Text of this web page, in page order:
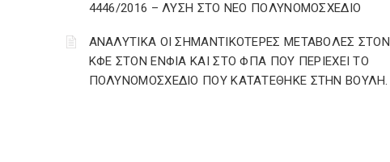
4446/2016 – ΛΥΣΗ ΣΤΟ ΝΕΟ ΠΟΛΥΝΟΜΟΣΧΕΔΙΟ
ΑΝΑΛΥΤΙΚΑ ΟΙ ΣΗΜΑΝΤΙΚΟΤΕΡΕΣ ΜΕΤΑΒΟΛΕΣ ΣΤΟΝ
ΚΦΕ ΣΤΟΝ ΕΝΦΙΑ ΚΑΙ ΣΤΟ ΦΠΑ ΠΟΥ ΠΕΡΙΕΧΕΙ ΤΟ
ΠΟΛΥΝΟΜΟΣΧΕΔΙΟ ΠΟΥ ΚΑΤΑΤΕΘΗΚΕ ΣΤΗΝ ΒΟΥΛΗ.